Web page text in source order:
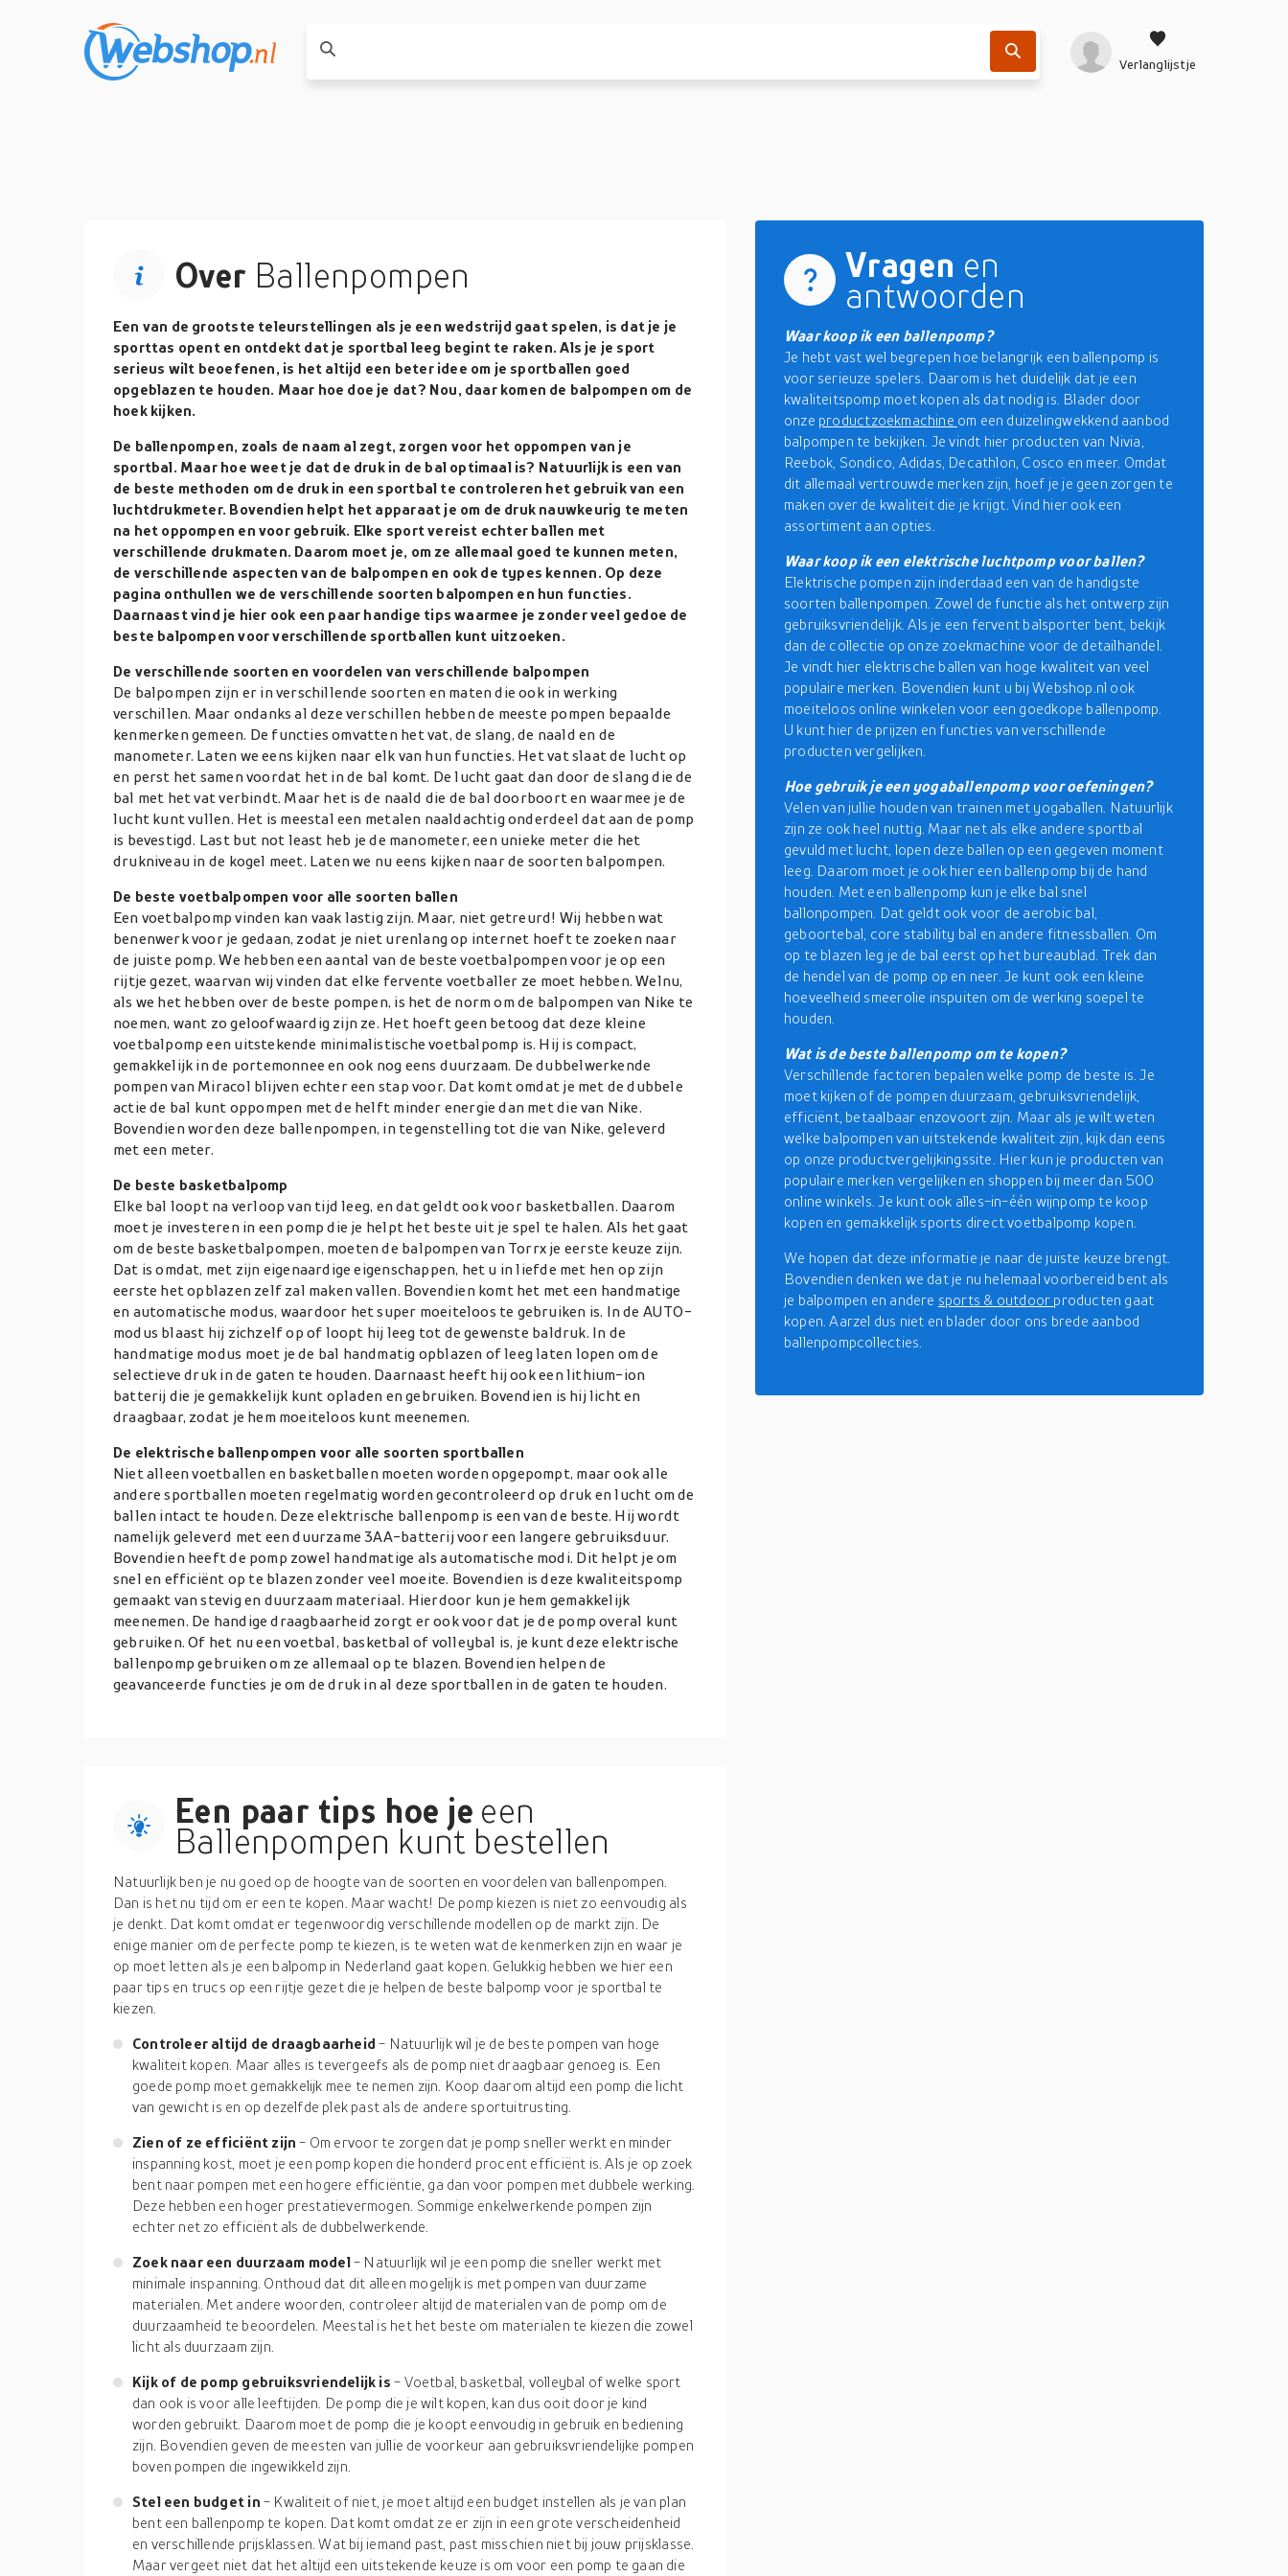
Verlanglijstje
Over Ballenpompen
Een van de grootste teleurstellingen als je een wedstrijd gaat spelen, is dat je je
sporttas opent en ontdekt dat je sportbal leeg begint te raken. Als je je sport
serieus wilt beoefenen, is het altijd een beter idee om je sportballen goed
opgeblazen te houden. Maar hoe doe je dat? Nou, daar komen de balpompen om de
hoek kijken.
De ballenpompen, zoals de naam al zegt, zorgen voor het oppompen van je
sportbal. Maar hoe weet je dat de druk in de bal optimaal is? Natuurlijk is een van
de beste methoden om de druk in een sportbal te controleren het gebruik van een
luchtdrukmeter. Bovendien helpt het apparaat je om de druk nauwkeurig te meten
na het oppompen en voor gebruik. Elke sport vereist echter ballen met
verschillende drukmaten. Daarom moet je, om ze allemaal goed te kunnen meten,
de verschillende aspecten van de balpompen en ook de types kennen. Op deze
pagina onthullen we de verschillende soorten balpompen en hun functies.
Daarnaast vind je hier ook een paar handige tips waarmee je zonder veel gedoe de
beste balpompen voor verschillende sportballen kunt uitzoeken.
De verschillende soorten en voordelen van verschillende balpompen
De balpompen zijn er in verschillende soorten en maten die ook in werking
verschillen. Maar ondanks al deze verschillen hebben de meeste pompen bepaalde
kenmerken gemeen. De functies omvatten het vat, de slang, de naald en de
manometer. Laten we eens kijken naar elk van hun functies. Het vat slaat de lucht op
en perst het samen voordat het in de bal komt. De lucht gaat dan door de slang die de
bal met het vat verbindt. Maar het is de naald die de bal doorboort en waarmee je de
lucht kunt vullen. Het is meestal een metalen naaldachtig onderdeel dat aan de pomp
is bevestigd. Last but not least heb je de manometer, een unieke meter die het
drukniveau in de kogel meet. Laten we nu eens kijken naar de soorten balpompen.
De beste voetbalpompen voor alle soorten ballen
Een voetbalpomp vinden kan vaak lastig zijn. Maar, niet getreurd! Wij hebben wat
benenwerk voor je gedaan, zodat je niet urenlang op internet hoeft te zoeken naar
de juiste pomp. We hebben een aantal van de beste voetbalpompen voor je op een
rijtje gezet, waarvan wij vinden dat elke fervente voetballer ze moet hebben. Welnu,
als we het hebben over de beste pompen, is het de norm om de balpompen van Nike te
noemen, want zo geloofwaardig zijn ze. Het hoeft geen betoog dat deze kleine
voetbalpomp een uitstekende minimalistische voetbalpomp is. Hij is compact,
gemakkelijk in de portemonnee en ook nog eens duurzaam. De dubbelwerkende
pompen van Miracol blijven echter een stap voor. Dat komt omdat je met de dubbele
actie de bal kunt oppompen met de helft minder energie dan met die van Nike.
Bovendien worden deze ballenpompen, in tegenstelling tot die van Nike, geleverd
met een meter.
De beste basketbalpomp
Elke bal loopt na verloop van tijd leeg, en dat geldt ook voor basketballen. Daarom
moet je investeren in een pomp die je helpt het beste uit je spel te halen. Als het gaat
om de beste basketbalpompen, moeten de balpompen van Torrx je eerste keuze zijn.
Dat is omdat, met zijn eigenaardige eigenschappen, het u in liefde met hen op zijn
eerste het opblazen zelf zal maken vallen. Bovendien komt het met een handmatige
en automatische modus, waardoor het super moeiteloos te gebruiken is. In de AUTO-
modus blaast hij zichzelf op of loopt hij leeg tot de gewenste baldruk. In de
handmatige modus moet je de bal handmatig opblazen of leeg laten lopen om de
selectieve druk in de gaten te houden. Daarnaast heeft hij ook een lithium-ion
batterij die je gemakkelijk kunt opladen en gebruiken. Bovendien is hij licht en
draagbaar, zodat je hem moeiteloos kunt meenemen.
De elektrische ballenpompen voor alle soorten sportballen
Niet alleen voetballen en basketballen moeten worden opgepompt, maar ook alle
andere sportballen moeten regelmatig worden gecontroleerd op druk en lucht om de
ballen intact te houden. Deze elektrische ballenpomp is een van de beste. Hij wordt
namelijk geleverd met een duurzame 3AA-batterij voor een langere gebruiksduur.
Bovendien heeft de pomp zowel handmatige als automatische modi. Dit helpt je om
snel en efficiënt op te blazen zonder veel moeite. Bovendien is deze kwaliteitspomp
gemaakt van stevig en duurzaam materiaal. Hierdoor kun je hem gemakkelijk
meenemen. De handige draagbaarheid zorgt er ook voor dat je de pomp overal kunt
gebruiken. Of het nu een voetbal, basketbal of volleybal is, je kunt deze elektrische
ballenpomp gebruiken om ze allemaal op te blazen. Bovendien helpen de
geavanceerde functies je om de druk in al deze sportballen in de gaten te houden.
Een paar tips hoe je een
Ballenpompen kunt bestellen
Natuurlijk ben je nu goed op de hoogte van de soorten en voordelen van ballenpompen.
Dan is het nu tijd om er een te kopen. Maar wacht! De pomp kiezen is niet zo eenvoudig als
je denkt. Dat komt omdat er tegenwoordig verschillende modellen op de markt zijn. De
enige manier om de perfecte pomp te kiezen, is te weten wat de kenmerken zijn en waar je
op moet letten als je een balpomp in Nederland gaat kopen. Gelukkig hebben we hier een
paar tips en trucs op een rijtje gezet die je helpen de beste balpomp voor je sportbal te
kiezen.
Controleer altijd de draagbaarheid- Natuurlijk wil je de beste pompen van hoge
kwaliteit kopen. Maar alles is tevergeefs als de pomp niet draagbaar genoeg is. Een
goede pomp moet gemakkelijk mee te nemen zijn. Koop daarom altijd een pomp die licht
van gewicht is en op dezelfde plek past als de andere sportuitrusting.
Zien of ze efficiënt zijn- Om ervoor te zorgen dat je pomp sneller werkt en minder
inspanning kost, moet je een pomp kopen die honderd procent efficiënt is. Als je op zoek
bent naar pompen met een hogere efficiëntie, ga dan voor pompen met dubbele werking.
Deze hebben een hoger prestatievermogen. Sommige enkelwerkende pompen zijn
echter net zo efficiënt als de dubbelwerkende.
Zoek naar een duurzaam model- Natuurlijk wil je een pomp die sneller werkt met
minimale inspanning. Onthoud dat dit alleen mogelijk is met pompen van duurzame
materialen. Met andere woorden, controleer altijd de materialen van de pomp om de
duurzaamheid te beoordelen. Meestal is het het beste om materialen te kiezen die zowel
licht als duurzaam zijn.
Kijk of de pomp gebruiksvriendelijk is- Voetbal, basketbal, volleybal of welke sport
dan ook is voor alle leeftijden. De pomp die je wilt kopen, kan dus ooit door je kind
worden gebruikt. Daarom moet de pomp die je koopt eenvoudig in gebruik en bediening
zijn. Bovendien geven de meesten van jullie de voorkeur aan gebruiksvriendelijke pompen
boven pompen die ingewikkeld zijn.
Stel een budget in - Kwaliteit of niet, je moet altijd een budget instellen als je van plan
bent een ballenpomp te kopen. Dat komt omdat ze er zijn in een grote verscheidenheid
en verschillende prijsklassen. Wat bij iemand past, past misschien niet bij jouw prijsklasse.
Maar vergeet niet dat het altijd een uitstekende keuze is om voor een pomp te gaan die
Vragen en
antwoorden
Waar koop ik een ballenpomp?
Je hebt vast wel begrepen hoe belangrijk een ballenpomp is
voor serieuze spelers. Daarom is het duidelijk dat je een
kwaliteitspomp moet kopen als dat nodig is. Blader door
onze productzoekmachine om een duizelingwekkend aanbod
balpompen te bekijken. Je vindt hier producten van Nivia,
Reebok, Sondico, Adidas, Decathlon, Cosco en meer. Omdat
dit allemaal vertrouwde merken zijn, hoef je je geen zorgen te
maken over de kwaliteit die je krijgt. Vind hier ook een
assortiment aan opties.
Waar koop ik een elektrische luchtpomp voor ballen?
Elektrische pompen zijn inderdaad een van de handigste
soorten ballenpompen. Zowel de functie als het ontwerp zijn
gebruiksvriendelijk. Als je een fervent balsporter bent, bekijk
dan de collectie op onze zoekmachine voor de detailhandel.
Je vindt hier elektrische ballen van hoge kwaliteit van veel
populaire merken. Bovendien kunt u bij Webshop.nl ook
moeiteloos online winkelen voor een goedkope ballenpomp.
U kunt hier de prijzen en functies van verschillende
producten vergelijken.
Hoe gebruik je een yogaballenpomp voor oefeningen?
Velen van jullie houden van trainen met yogaballen. Natuurlijk
zijn ze ook heel nuttig. Maar net als elke andere sportbal
gevuld met lucht, lopen deze ballen op een gegeven moment
leeg. Daarom moet je ook hier een ballenpomp bij de hand
houden. Met een ballenpomp kun je elke bal snel
ballonpompen. Dat geldt ook voor de aerobic bal,
geboortebal, core stability bal en andere fitnessballen. Om
op te blazen leg je de bal eerst op het bureaublad. Trek dan
de hendel van de pomp op en neer. Je kunt ook een kleine
hoeveelheid smeerolie inspuiten om de werking soepel te
houden.
Wat is de beste ballenpomp om te kopen?
Verschillende factoren bepalen welke pomp de beste is. Je
moet kijken of de pompen duurzaam, gebruiksvriendelijk,
efficiënt, betaalbaar enzovoort zijn. Maar als je wilt weten
welke balpompen van uitstekende kwaliteit zijn, kijk dan eens
op onze productvergelijkingssite. Hier kun je producten van
populaire merken vergelijken en shoppen bij meer dan 500
online winkels. Je kunt ook alles-in-één wijnpomp te koop
kopen en gemakkelijk sports direct voetbalpomp kopen.
We hopen dat deze informatie je naar de juiste keuze brengt.
Bovendien denken we dat je nu helemaal voorbereid bent als
je balpompen en andere sports & outdoor producten gaat
kopen. Aarzel dus niet en blader door ons brede aanbod
ballenpompcollecties.